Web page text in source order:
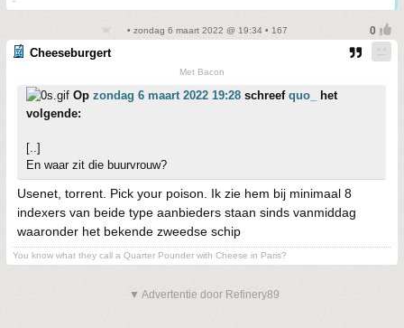
• zondag 6 maart 2022 @ 19:34 • 167
Cheeseburgert
Met Bacon
Op zondag 6 maart 2022 19:28 schreef quo_
het
volgende:
[..]
En waar zit die buurvrouw?
Usenet, torrent. Pick your poison. Ik zie hem bij minimaal 8
indexers van beide type aanbieders staan sinds vanmiddag
waaronder het bekende zweedse schip
You know what they call a Quarter Pounder with Cheese in Paris?
▼ Advertentie door Refinery89